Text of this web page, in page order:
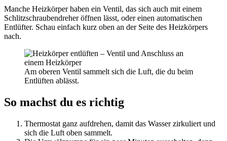
Manche Heizkörper haben ein Ventil, das sich auch mit einem
Schlitzschraubendreher öffnen lässt, oder einen automatischen
Entlüfter. Schau einfach kurz oben an der Seite des Heizkörpers
nach.
Am oberen Ventil sammelt sich die Luft, die du beim
Entlüften ablässt.
So machst du es richtig
Thermostat ganz aufdrehen, damit das Wasser zirkuliert und
sich die Luft oben sammelt.